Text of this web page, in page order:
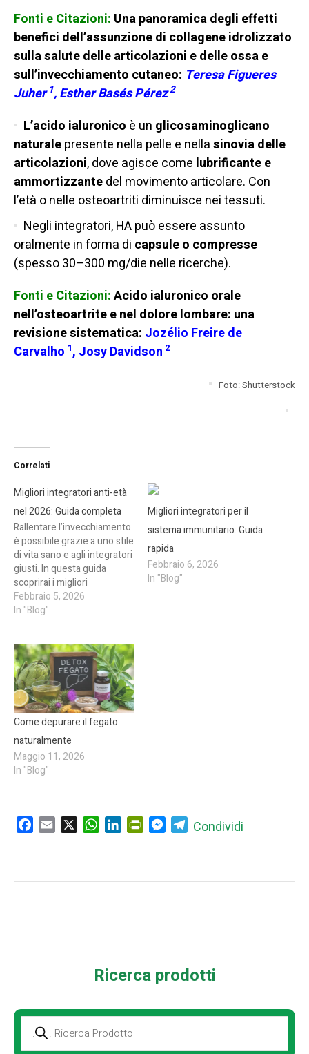
Fonti e Citazioni: Una panoramica degli effetti
benefici dell’assunzione di collagene idrolizzato
sulla salute delle articolazioni e delle ossa e
sull’invecchiamento cutaneo: Teresa Figueres
Juher 1,Esther Basés Pérez2
L’acido ialuronico è un glicosaminoglicano
naturalepresente nella pelle e nellasinovia delle
articolazioni, dove agisce come lubrificante e
ammortizzantedel movimento articolare. Con
l’età o nelle osteoartriti diminuisce nei tessuti.
Negli integratori, HA può essere assunto
oralmente in forma di capsule o compresse
(spesso 30–300 mg/die nelle ricerche).
Fonti e Citazioni:Acido ialuronico orale
nell’osteoartrite e nel dolore lombare: una
revisione sistematica: Jozélio Freire de
Carvalho 1, Josy Davidson 2
Foto: Shutterstock
Correlati
Migliori integratori anti-età
nel 2026: Guida completa
Rallentare l’invecchiamento
è possibile grazie a uno stile
di vita sano e agli integratori
giusti. In questa guida
scoprirai i migliori
integratori anti-età nel
2026, come agiscono e
l’invecchiamento precoce è
un problema comune
L’invecchiamento precoce è
spesso causato da fattori
esterni…
Febbraio 5, 2026
In "Blog"
Migliori integratori per il
sistema immunitario: Guida
rapida
Febbraio 6, 2026
In "Blog"
Come depurare il fegato
naturalmente
Maggio 11, 2026
In "Blog"
Facebook
Email WhatsApp
LinkedInPrintFriendly
Messenger
Telegram
Condividi
Ricerca prodotti
Prodotti
della